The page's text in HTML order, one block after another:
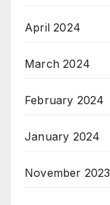
April 2024
March 2024
February 2024
January 2024
November 2023